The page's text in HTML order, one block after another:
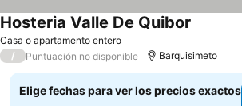
Casa o apartamento entero
Hosteria Valle De Quibor
/ Puntuación no disponible Barquisimeto
Elige fechas para ver los precios exactos